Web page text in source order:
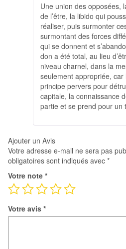
Une union des opposées,
de l’être, la libido qui
réaliser, puis surmonter
surmontant des forces
qui se donnent et
don a été total, au lieu
niveau charnel, dans la
seulement appropriée, car
principe pervers pour
capitale, la connaissance
partie et se prend pour un
Ajouter un Avis
Votre adresse e-mail ne sera pas
obligatoires sont indiqués avec *
Votre note *
Votre avis *